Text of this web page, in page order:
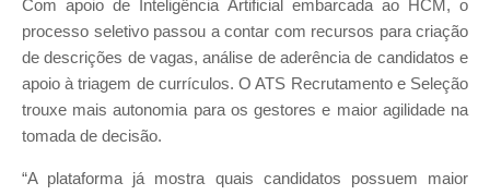
Com apoio de Inteligência Artificial embarcada ao HCM, o
processo seletivo passou a contar com recursos para criação
de descrições de vagas, análise de aderência de candidatos e
apoio à triagem de currículos. O ATS Recrutamento e Seleção
trouxe mais autonomia para os gestores e maior agilidade na
tomada de decisão.
“A plataforma já mostra quais candidatos possuem maior